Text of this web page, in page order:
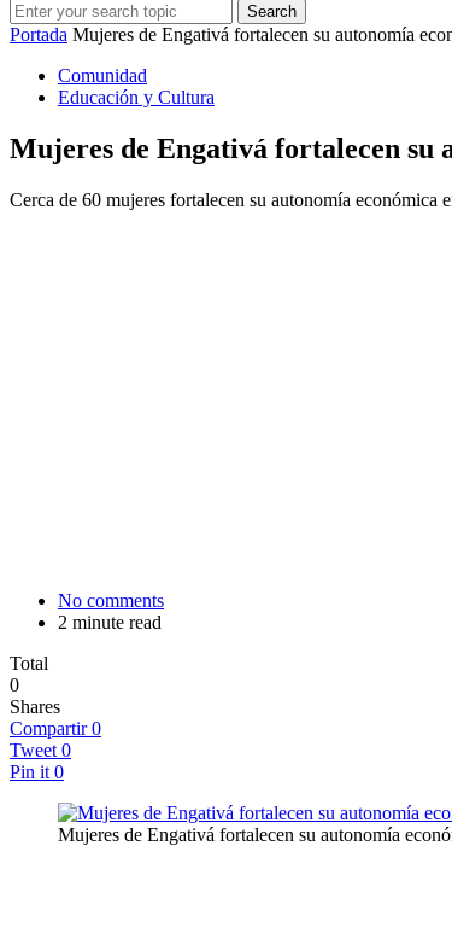
Search
Portada Mujeres de Engativá fortalecen su autonomía
Comunidad
Educación y Cultura
Mujeres de Engativá fortalecen su
Cerca de 60 mujeres fortalecen su autonomía
No comments
2 minute read
Total
0
Shares
Compartir 0
Tweet 0
Pin it 0
Mujeres de Engativá fortalecen su autonomía